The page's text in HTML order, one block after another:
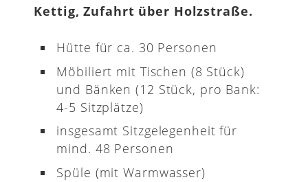
Kettig, Zufahrt über Holzstraße.
Hütte für ca. 30 Personen
Möbiliert mit Tischen (8 Stück)
und Bänken (12 Stück, pro Bank:
4-5 Sitzplätze)
insgesamt Sitzgelegenheit für
mind. 48 Personen
Spüle (mit Warmwasser)